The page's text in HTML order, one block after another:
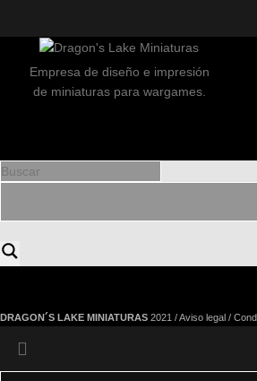
Empresa de diseño e impresión
de miniaturas para wargames.
DRAGON´S LAKE MINIATURAS 2021 /Aviso legal /